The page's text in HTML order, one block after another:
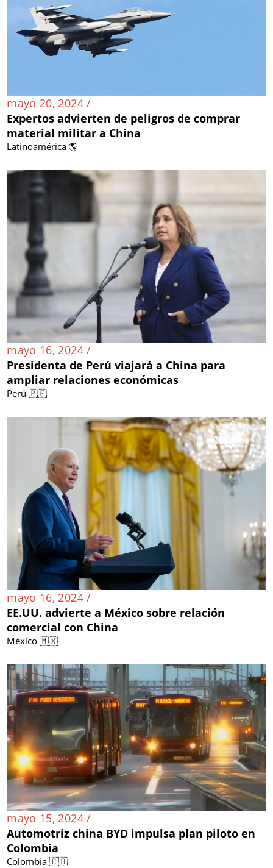
mayo 20, 2024 /
Expertos advierten de peligros de comprar
material militar a China
Latinoamérica 🌎
mayo 16, 2024 /
Presidenta de Perú viajará a China para
ampliar relaciones económicas
Perú 🇵🇪
mayo 16, 2024 /
EE.UU. advierte a México sobre relación
comercial con China
México 🇲🇽
mayo 15, 2024 /
Automotriz china BYD impulsa plan piloto en
Colombia
Colombia 🇨🇴